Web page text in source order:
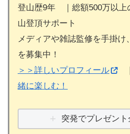
登山歴9年 ｜総額500万以上
山登頂サポート
メディアや雑誌監修を手掛け
を募集中！
＞＞詳しいプロフィール
緒に楽しむ！
突発でプレゼン